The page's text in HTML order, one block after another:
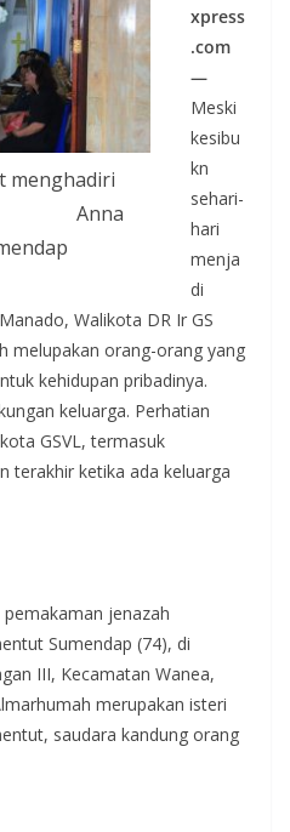
menghadiri
Anna
xpress
.com
—
Meski
kesibu
kn
sehari-
hari
menja
di
Walikota DR Ir GS
melupakan orang-orang yang
kehidupan pribadinya.
keluarga. Perhatian
GSVL, termasuk
terakhir ketika ada keluarga
jenazah
Sumendap (74), di
III, Kecamatan Wanea,
merupakan isteri
saudara kandung orang